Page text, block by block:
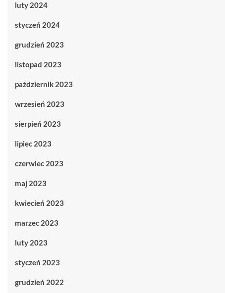
luty 2024
styczeń 2024
grudzień 2023
listopad 2023
październik 2023
wrzesień 2023
sierpień 2023
lipiec 2023
czerwiec 2023
maj 2023
kwiecień 2023
marzec 2023
luty 2023
styczeń 2023
grudzień 2022